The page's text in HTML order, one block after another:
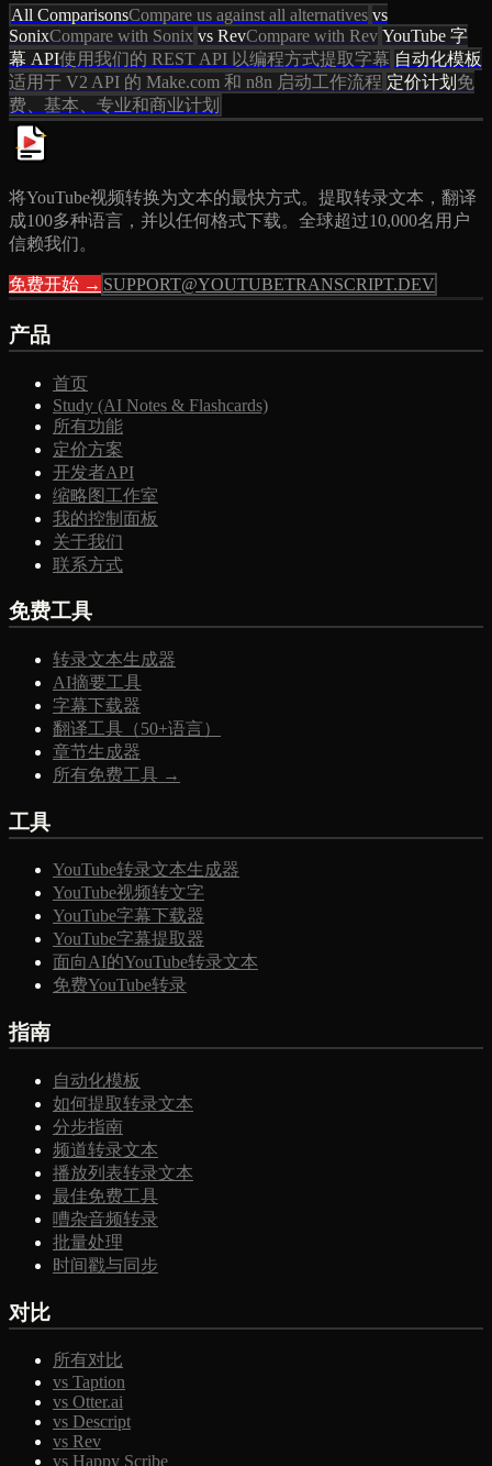
All ComparisonsCompare us against all alternatives vs
SonixCompare with Sonix vs RevCompare with Rev YouTube 字
幕 API使用我们的 REST API 以编程方式提取字幕 自动化模板
适用于 V2 API 的 Make.com 和 n8n 启动工作流程 定价计划 免
费、基本、专业和商业计划
将YouTube视频转换为文本的最快方式。提取转录文本，翻译
成100多种语言，并以任何格式下载。全球超过10,000名用户
信赖我们。
免费开始 → SUPPORT@YOUTUBETRANSCRIPT.DEV
产品
首页
Study (AI Notes & Flashcards)
所有功能
定价方案
开发者API
缩略图工作室
我的控制面板
关于我们
联系方式
免费工具
转录文本生成器
AI摘要工具
字幕下载器
翻译工具（50+语言）
章节生成器
所有免费工具 →
工具
YouTube转录文本生成器
YouTube视频转文字
YouTube字幕下载器
YouTube字幕提取器
面向AI的YouTube转录文本
免费YouTube转录
指南
自动化模板
如何提取转录文本
分步指南
频道转录文本
播放列表转录文本
最佳免费工具
嘈杂音频转录
批量处理
时间戳与同步
对比
所有对比
vs Taption
vs Otter.ai
vs Descript
vs Rev
vs Happy Scribe